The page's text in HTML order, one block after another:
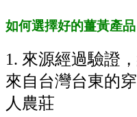
如何選擇好的薑黃產品
1. 來源經過驗證
來自台灣台東的
人農莊